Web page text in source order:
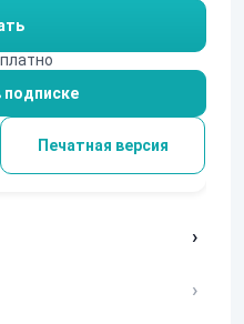
и суровая встреча с
в класс оказывается
мальчуган преодолеть
учеников?
подписке
Печатная версия